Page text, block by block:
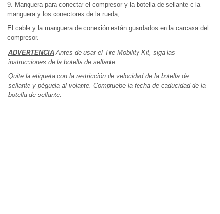
9. Manguera para conectar el compresor y la botella de sellante o la
manguera y los conectores de la rueda,
El cable y la manguera de conexión están guardados en la carcasa del
compresor.
ADVERTENCIA Antes de usar el Tire Mobility Kit, siga las
instrucciones de la botella de sellante.
Quite la etiqueta con la restricción de velocidad de la botella de
sellante y péguela al volante. Compruebe la fecha de caducidad de la
botella de sellante.